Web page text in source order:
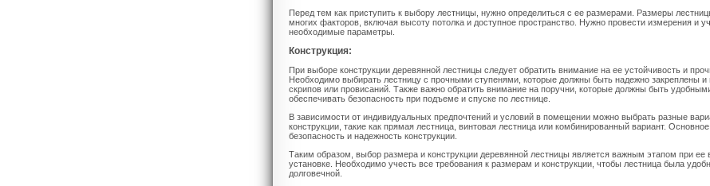
Перед тем как приступить к выбору лестницы, нужно определиться с ее размерами. Размеры
многих факторов, включая высоту потолка и доступное пространство. Нужно провести измерения и
необходимые параметры.
Конструкция:
При выборе конструкции деревянной лестницы следует обратить внимание на ее устойчивость и
Необходимо выбирать лестницу с прочными ступенями, которые должны быть надежно закреплены и
скрипов или провисаний. Также важно обратить внимание на поручни, которые должны быть
обеспечивать безопасность при подъеме и спуске по лестнице.
В зависимости от индивидуальных предпочтений и условий в помещении можно выбрать разные
конструкции, такие как прямая лестница, винтовая лестница или комбинированный вариант.
безопасность и надежность конструкции.
Таким образом, выбор размера и конструкции деревянной лестницы является важным этапом при ее
установке. Необходимо учесть все требования к размерам и конструкции, чтобы лестница была
долговечной.